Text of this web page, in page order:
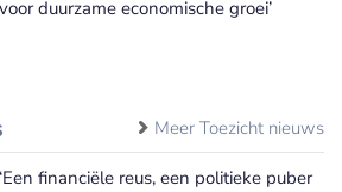
voor duurzame economische groei’
Meer Toezicht nieuws
‘Een financiële reus, een politieke puber